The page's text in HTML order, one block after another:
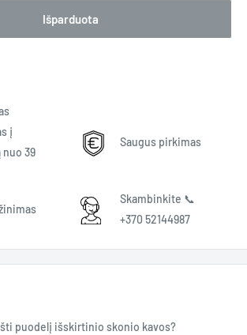
Išparduota
į
39
Saugus pirkimas
Skambinkite 📞
+370 52144987
puodelį išskirtinio skonio kavos?